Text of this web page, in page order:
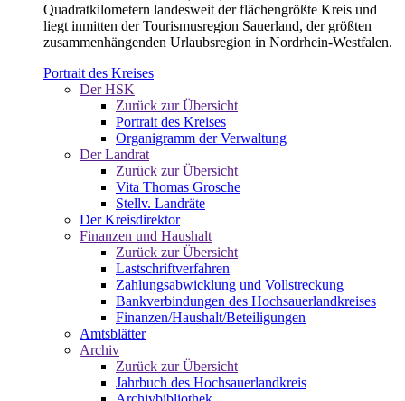
Quadratkilometern landesweit der flächengrößte Kreis und
liegt inmitten der Tourismusregion Sauerland, der größten
zusammenhängenden Urlaubsregion in Nordrhein-Westfalen.
Portrait des Kreises
Der HSK
Zurück zur Übersicht
Portrait des Kreises
Organigramm der Verwaltung
Der Landrat
Zurück zur Übersicht
Vita Thomas Grosche
Stellv. Landräte
Der Kreisdirektor
Finanzen und Haushalt
Zurück zur Übersicht
Lastschriftverfahren
Zahlungsabwicklung und Vollstreckung
Bankverbindungen des Hochsauerlandkreises
Finanzen/Haushalt/Beteiligungen
Amtsblätter
Archiv
Zurück zur Übersicht
Jahrbuch des Hochsauerlandkreis